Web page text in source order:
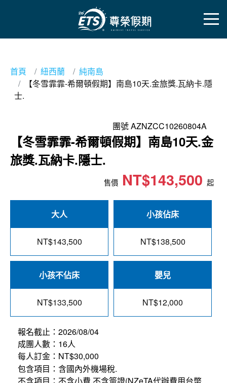
首頁 紐西蘭
純南島
【冬雪霏霏-希爾頓假期】南島10天.金旅獎.瓦納卡.隱
士.
團號 AZNZCC10260804A
【冬雪霏霏-希爾頓假期】南島10天.金
旅獎.瓦納卡.隱士.
售價 NT$143,500 起
大人
NT$143,500
小孩佔床
NT$138,500
小孩不佔床
NT$133,500
嬰兒
NT$12,000
報名截止：2026/08/04
成團人數：16人
每人訂金：NT$30,000
包含項目：含國內外機場稅.